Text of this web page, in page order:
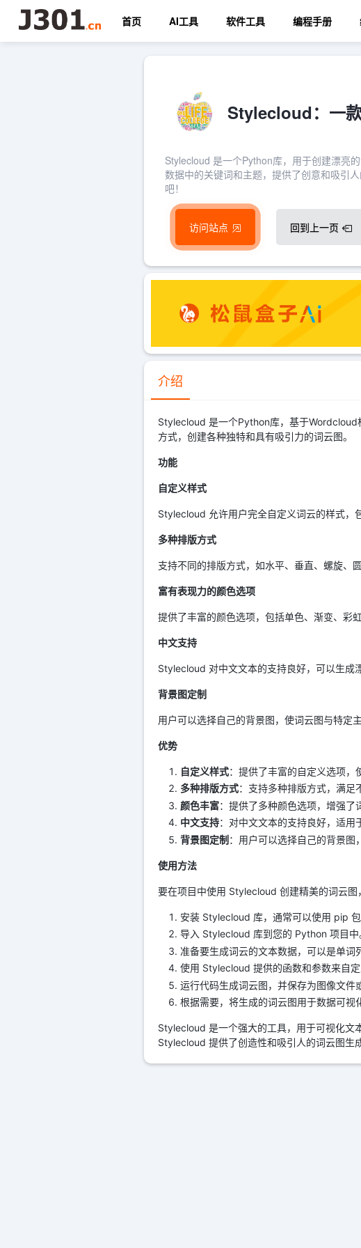
首页 AI工具 软件工具 编程手册
Stylecloud：一
Stylecloud 是一个Python库，用于创建漂亮
数据中的关键词和主题，提供了创意和吸引
吧！
访问站点 回到上一页
介绍
Stylecloud 是一个Python库，基于Wordcloud
方式，创建各种独特和具有吸引力的词云图。
功能
自定义样式
Stylecloud 允许用户完全自定义词云的样式，
多种排版方式
支持不同的排版方式，如水平、垂直、螺旋、
富有表现力的颜色选项
提供了丰富的颜色选项，包括单色、渐变、彩
中文支持
Stylecloud 对中文文本的支持良好，可以生成
背景图定制
用户可以选择自己的背景图，使词云图与特定
优势
自定义样式：提供了丰富的自定义选项，
多种排版方式：支持多种排版方式，满足
颜色丰富：提供了多种颜色选项，增强了
中文支持：对中文文本的支持良好，适用
背景图定制 ：用户可以选择自己的背景图
使用方法
要在项目中使用 Stylecloud 创建精美的词云图
安装 Stylecloud 库，通常可以使用 pip 包
导入 Stylecloud 库到您的 Python 项目中
准备要生成词云的文本数据，可以是单词
使用 Stylecloud 提供的函数和参数来自定
运行代码生成词云图，并保存为图像文
根据需要，将生成的词云图用于数据可视
Stylecloud 是一个强大的工具，用于可视化文
Stylecloud 提供了创造性和吸引人的词云图生